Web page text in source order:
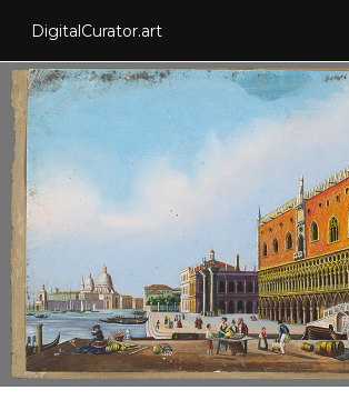
DigitalCurator.art